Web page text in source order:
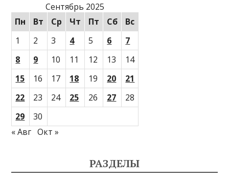
Сентябрь 2025
Пн
Вт Ср Чт Пт Сб
Вс
1
2 3 4 5 6
7
8
9 10 11 12 13
14
15
16 17 18 19 20
21
22
23 24 25 26 27
28
29
30
« Авг Окт »
РАЗДЕЛЫ